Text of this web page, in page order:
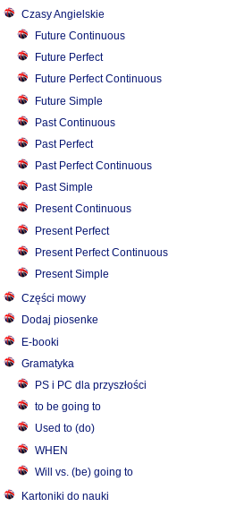
Czasy Angielskie
Future Continuous
Future Perfect
Future Perfect Continuous
Future Simple
Past Continuous
Past Perfect
Past Perfect Continuous
Past Simple
Present Continuous
Present Perfect
Present Perfect Continuous
Present Simple
Części mowy
Dodaj piosenke
E-booki
Gramatyka
PS i PC dla przyszłości
to be going to
Used to (do)
WHEN
Will vs. (be) going to
Kartoniki do nauki